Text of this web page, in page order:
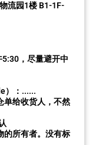
流园1楼 B1-1F-
，尽量避开中
）：......
单给收货人，不然
的所有者。没有标